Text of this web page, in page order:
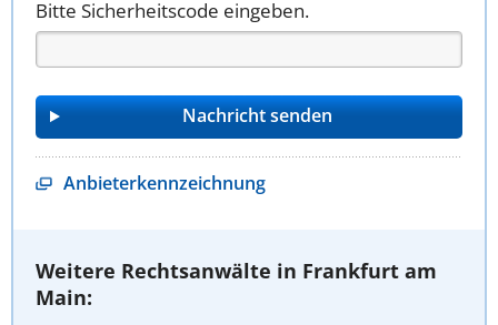
Bitte Sicherheitscode eingeben.
Anbieterkennzeichnung
Weitere Rechtsanwälte in Frankfurt am
Main: